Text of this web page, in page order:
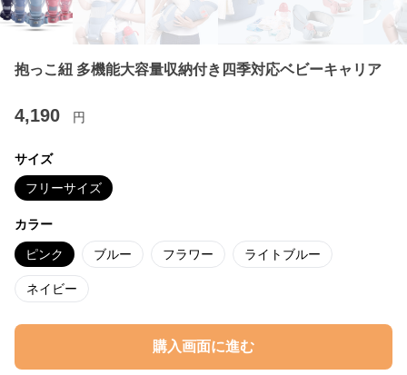
抱っこ紐 多機能大容量収納付き四季対応ベビーキャリア
4,190 円
サイズ
フリーサイズ
カラー
ピンク ブルー フラワー ライトブルー
ネイビー
購入画面に進む